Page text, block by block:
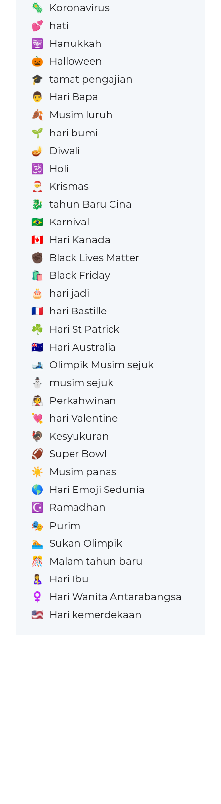
🦠 Koronavirus
💕 hati
🕎 Hanukkah
🎃 Halloween
🎓 tamat pengajian
👨 Hari Bapa
🍂 Musim luruh
🌱 hari bumi
🪔 Diwali
🕉️ Holi
🎅 Krismas
🐉 tahun Baru Cina
🇧🇷 Karnival
🇨🇦 Hari Kanada
✊🏿 Black Lives Matter
🛍️ Black Friday
🎂 hari jadi
🇫🇷 hari Bastille
☘️ Hari St Patrick
🇦🇺 Hari Australia
🎿 Olimpik Musim sejuk
⛄ musim sejuk
👰 Perkahwinan
💘 hari Valentine
🦃 Kesyukuran
🏈 Super Bowl
☀️ Musim panas
🌎 Hari Emoji Sedunia
☪️ Ramadhan
🎭 Purim
🏊 Sukan Olimpik
🎊 Malam tahun baru
🤱 Hari Ibu
♀️ Hari Wanita Antarabangsa
🇺🇸 Hari kemerdekaan